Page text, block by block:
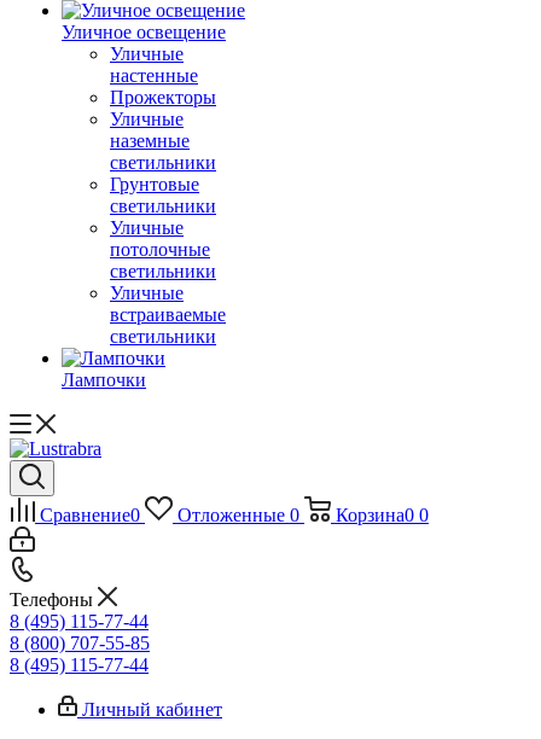
Уличное освещение
Уличные
настенные
Прожекторы
Уличные
наземные
светильники
Грунтовые
светильники
Уличные
потолочные
светильники
Уличные
встраиваемые
светильники
Лампочки
Сравнение0 Отложенные 0 Корзина0 0
Телефоны
8 (495) 115-77-44
8 (800) 707-55-85
8 (495) 115-77-44
Личный кабинет